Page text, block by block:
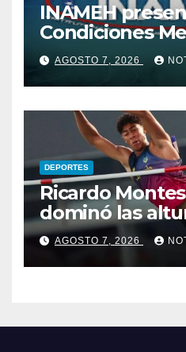
INAMEH
Condiciones
para las
de este viernes
2026
AGOSTO 7, 2026
DEPORTES
Ricardo
dominó las
AGOSTO 7, 2026